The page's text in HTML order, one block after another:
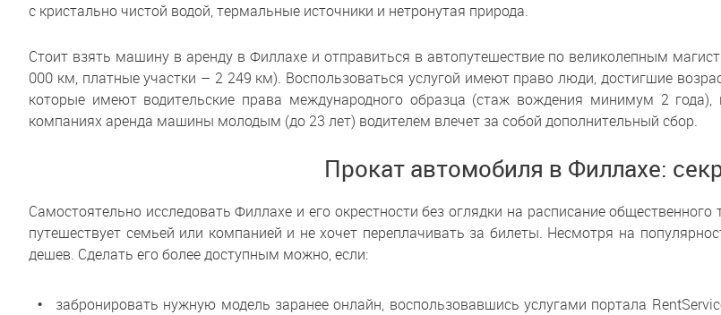
с кристально чистой водой, термальные источники и нетронутая природа.
Стоит взять машину в аренду в Филлахе и отправиться в автопутешествие по великолепным
000 км, платные участки – 2 249 км). Воспользоваться услугой имеют право люди, достигшие
которые имеют водительские права международного образца (стаж вождения минимум 2
компаниях аренда машины молодым (до 23 лет) водителем влечет за собой дополнительный сбор.
Прокат автомобиля в Филлахе:
Самостоятельно исследовать Филлахе и его окрестности без оглядки на расписание
путешествует семьей или компанией и не хочет переплачивать за билеты. Несмотря на
дешев. Сделать его более доступным можно, если:
забронировать нужную модель заранее онлайн, воспользовавшись услугами портала